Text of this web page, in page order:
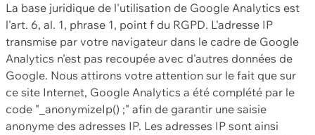
La base juridique de l'utilisation de Google Analytics est
l'art. 6, al. 1, phrase 1, point f du RGPD. L'adresse IP
transmise par votre navigateur dans le cadre de Google
Analytics n'est pas recoupée avec d'autres données de
Google. Nous attirons votre attention sur le fait que sur
ce site Internet, Google Analytics a été complété par le
code "_anonymizeIp() ;" afin de garantir une saisie
anonyme des adresses IP. Les adresses IP sont ainsi